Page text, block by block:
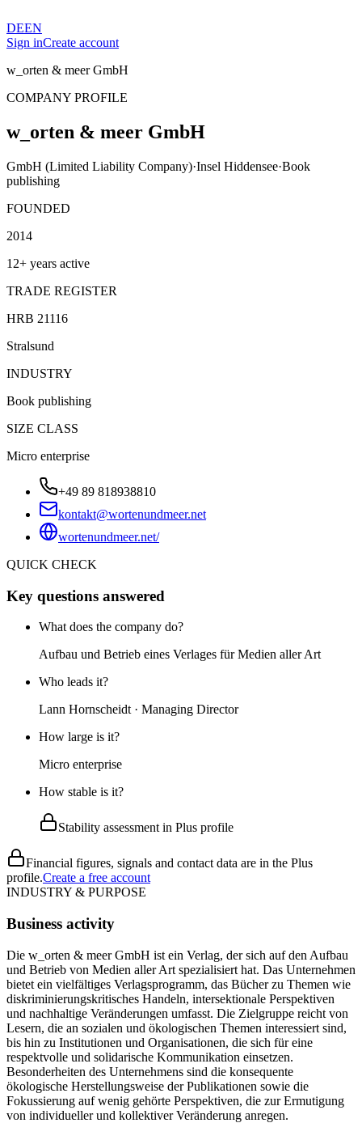
DEEN
Sign inCreate account
w_orten & meer GmbH
COMPANY PROFILE
w_orten & meer GmbH
GmbH (Limited Liability Company)·Insel Hiddensee·Book
publishing
FOUNDED
2014
12+ years active
TRADE REGISTER
HRB 21116
Stralsund
INDUSTRY
Book publishing
SIZE CLASS
Micro enterprise
+49 89 818938810
kontakt@wortenundmeer.net
wortenundmeer.net/
QUICK CHECK
Key questions answered
What does the company do?
Aufbau und Betrieb eines Verlages für Medien aller Art
Who leads it?
Lann Hornscheidt · Managing Director
How large is it?
Micro enterprise
How stable is it?
Stability assessment in Plus profile
Financial figures, signals and contact data are in the Plus
profile.Create a free account
INDUSTRY & PURPOSE
Business activity
Die w_orten & meer GmbH ist ein Verlag, der sich auf den Aufbau
und Betrieb von Medien aller Art spezialisiert hat. Das Unternehmen
bietet ein vielfältiges Verlagsprogramm, das Bücher zu Themen wie
diskriminierungskritisches Handeln, intersektionale Perspektiven
und nachhaltige Veränderungen umfasst. Die Zielgruppe reicht von
Lesern, die an sozialen und ökologischen Themen interessiert sind,
bis hin zu Institutionen und Organisationen, die sich für eine
respektvolle und solidarische Kommunikation einsetzen.
Besonderheiten des Unternehmens sind die konsequente
ökologische Herstellungsweise der Publikationen sowie die
Fokussierung auf wenig gehörte Perspektiven, die zur Ermutigung
von individueller und kollektiver Veränderung anregen.